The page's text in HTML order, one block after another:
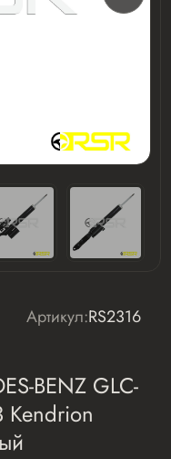
Артикул:RS2316
BENZ GLC-
Kendrion